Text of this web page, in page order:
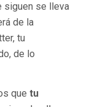
siguen se lleva
de la
tu
de lo
que tu